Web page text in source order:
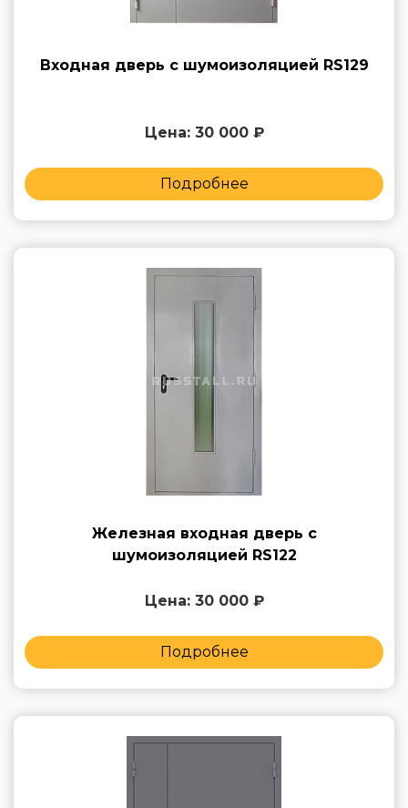
Входная дверь с шумоизоляцией RS129
Цена: 30 000 ₽
Подробнее
Железная входная дверь с
шумоизоляцией RS122
Цена: 30 000 ₽
Подробнее